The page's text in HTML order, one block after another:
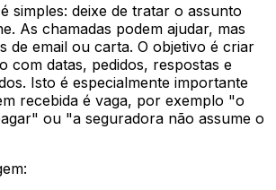
simples: deixe de tratar o assunto
As chamadas podem ajudar, mas
de email ou carta. O objetivo é criar
com datas, pedidos, respostas e
Isto é especialmente importante
recebida é vaga, por exemplo "o
ou "a seguradora não assume o